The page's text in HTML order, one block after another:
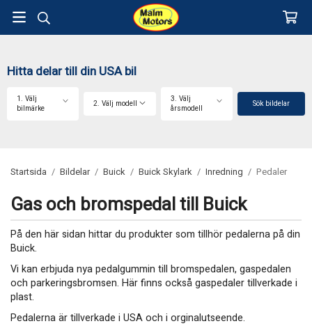
Hitta delar till din USA bil
1. Välj
bilmärke
2. Välj modell
3. Välj
årsmodell
Sök bildelar
Startsida / Bildelar / Buick / Buick Skylark / Inredning / Pedaler
Gas och bromspedal till Buick
På den här sidan hittar du produkter som tillhör pedalerna på din
Buick.
Vi kan erbjuda nya pedalgummin till bromspedalen, gaspedalen
och parkeringsbromsen. Här finns också gaspedaler tillverkade i
plast.
Pedalerna är tillverkade i USA och i orginalutseende.